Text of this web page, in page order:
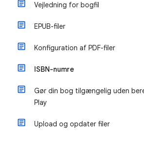
Vejledning for bogfil
EPUB-filer
Konfiguration af PDF-filer
ISBN-numre
Gør din bog tilgængelig uden
Play
Upload og opdater filer